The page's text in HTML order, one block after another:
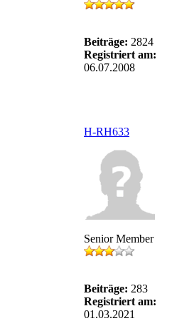
Beiträge: 2824
Registriert am:
06.07.2008
H-RH633
Senior Member
Beiträge: 283
Registriert am:
01.03.2021